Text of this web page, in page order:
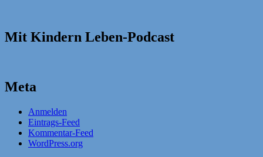
Mit Kindern Leben-Podcast
Meta
Anmelden
Eintrags-Feed
Kommentar-Feed
WordPress.org